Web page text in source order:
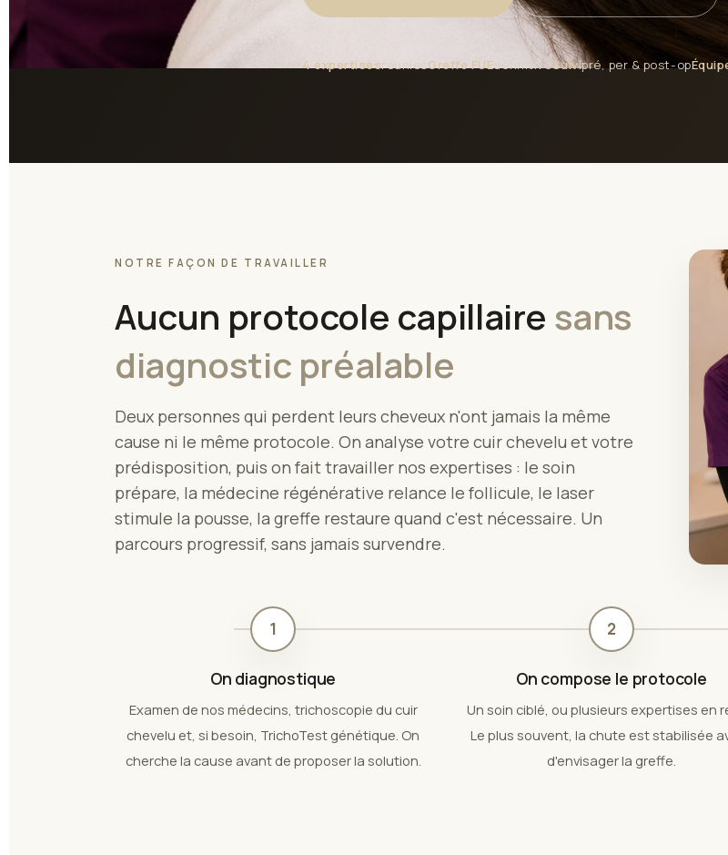
4 expertisesréuniesGreffe FUEdéfinitiveSuivipré, per & post-op
NOTRE FAÇON DE TRAVAILLER
Aucun protocole capillaire sans
diagnostic préalable
Deux personnes qui perdent leurs cheveux n'ont jamais la même
cause ni le même protocole. On analyse votre cuir chevelu et votre
prédisposition, puis on fait travailler nos expertises : le soin
prépare, la médecine régénérative relance le follicule, le laser
stimule la pousse, la greffe restaure quand c'est nécessaire. Un
parcours progressif, sans jamais survendre.
1
On diagnostique
Examen de nos médecins, trichoscopie du cuir
chevelu et, si besoin, TrichoTest génétique. On
cherche la cause avant de proposer la solution.
2
On compose le protocole
Un soin ciblé, ou plusieurs expertises en
Le plus souvent, la chute est stabilisée
d'envisager la greffe.